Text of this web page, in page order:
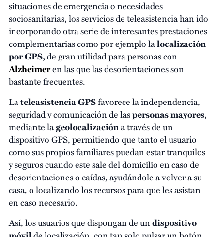
situaciones de emergencia o necesidades
sociosanitarias, los servicios de teleasistencia han ido
incorporando otra serie de interesantes prestaciones
complementarias como por ejemplo lalocalización
por GPS,de gran utilidad para personas con
Alzheimeren las que las desorientaciones son
bastante frecuentes.
Lateleasistencia GPSfavorece la independencia,
seguridad y comunicación de laspersonas mayores,
mediante lageolocalizacióna través de un
dispositivo GPS, permitiendo que tanto el usuario
como sus propios familiares puedan estar tranquilos
y seguros cuando este sale del domicilio en caso de
desorientaciones o caídas, ayudándole a volver a su
casa, o localizando los recursos para que les asistan
en caso necesario.
Así, los usuarios que dispongan de undispositivo